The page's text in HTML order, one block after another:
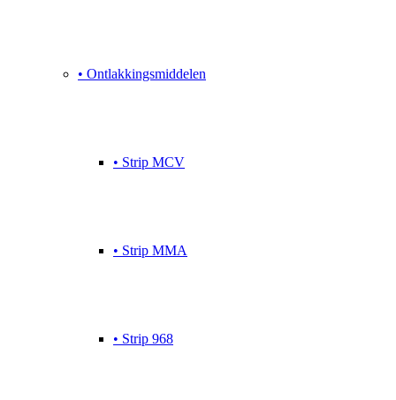
• Ontlakkingsmiddelen
• Strip MCV
• Strip MMA
• Strip 968